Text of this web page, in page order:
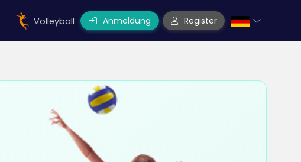
Volleyball Anmeldung Register